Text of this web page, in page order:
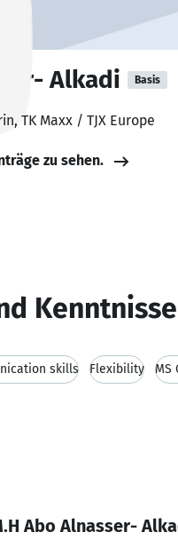
Alkadi Basis
TK Maxx / TJX Europe
zu sehen.
Kenntnisse
skills Flexibility MS
Abo Alnasser-